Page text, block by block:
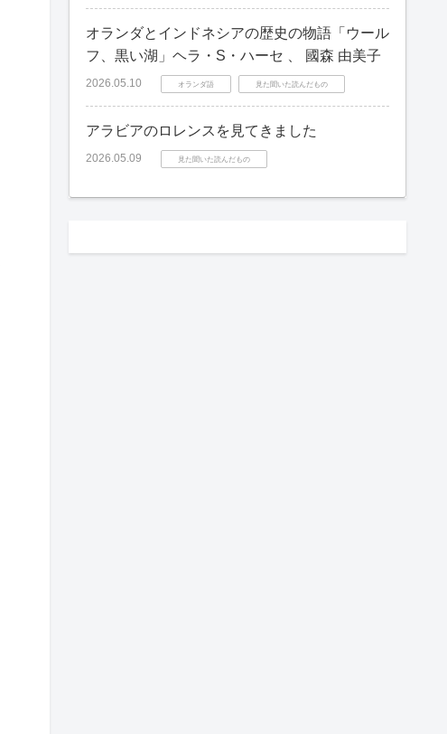
オランダとインドネシアの歴史の物語「ウール
フ、黒い湖」ヘラ・S・ハーセ 、 國森 由美子
2026.05.10 オランダ語 見た聞いた読んだもの
アラビアのロレンスを見てきました
2026.05.09 見た聞いた読んだもの